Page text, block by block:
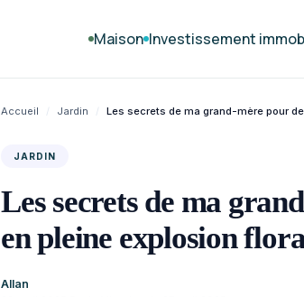
Maison Investissement
Accueil / Jardin / Les secrets de ma grand-mère pour
JARDIN
Les secrets de ma
en pleine explosion
Allan